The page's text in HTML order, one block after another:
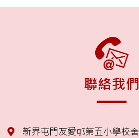
聯絡我們
新界屯門友愛邨第五小學校舍